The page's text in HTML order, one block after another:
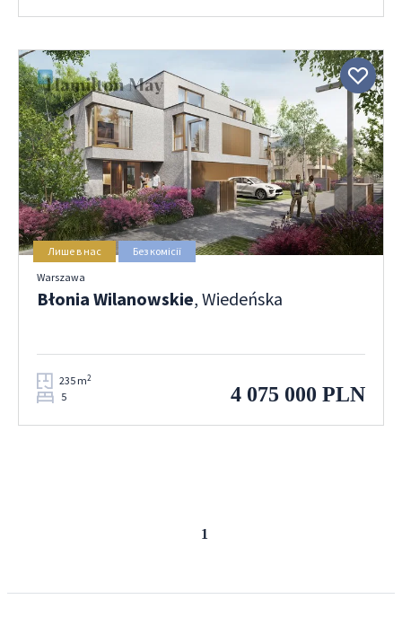
Лише в нас
Без комісії
Warszawa
Błonia Wilanowskie, Wiedeńska
235 m2
5 4 075 000 PLN
1